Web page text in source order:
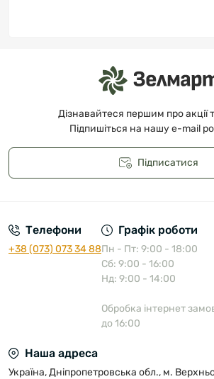
Дізнавайтеся першим про акції
Підпишіться на нашу e-mail
Підписатися
Телефони
+38 (073) 073 34 88
Графік роботи
Пн - Пт: 9:00 - 18:00
Сб: 9:00 - 16:00
Нд: 9:00 - 14:00
Обробка інтернет
до 16:00
Наша адреса
Україна, Дніпропетровська обл., м.